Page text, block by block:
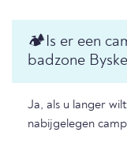
🏕️Is er een
badzone
Ja, als u langer
nabijgelegen